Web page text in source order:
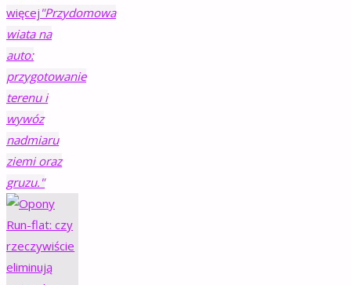
więcej "Przydomowa
wiata na
auto:
przygotowanie
terenu i
wywóz
nadmiaru
ziemi oraz
gruzu."